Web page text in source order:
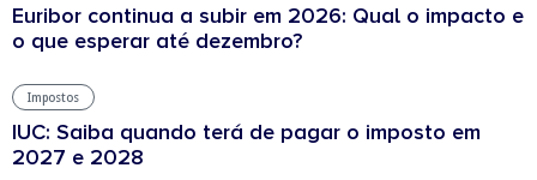
Euribor continua a subir em 2026: Qual o impacto e
o que esperar até dezembro?
Impostos
IUC: Saiba quando terá de pagar o imposto em
2027 e 2028